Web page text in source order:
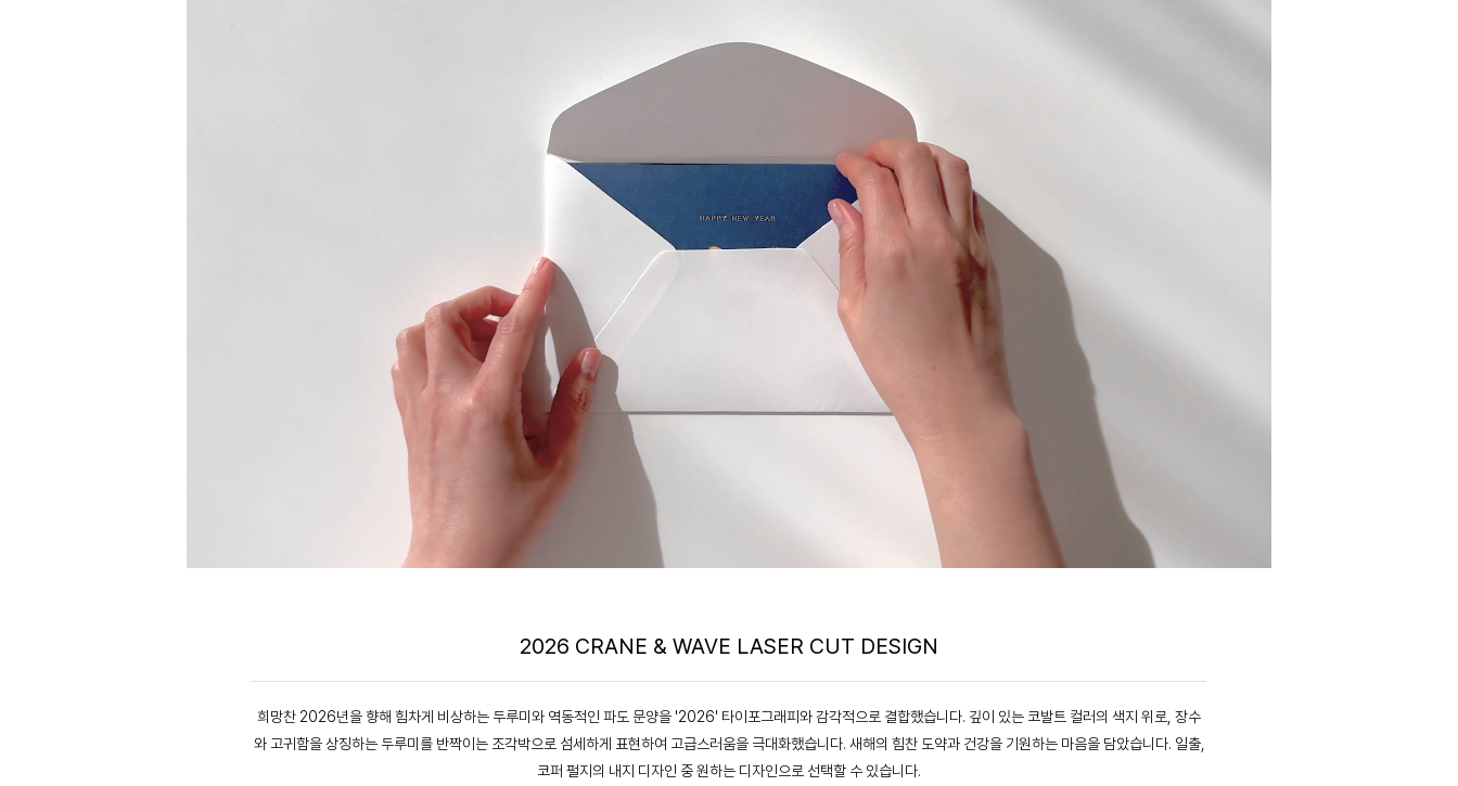
2026 CRANE & WAVE LASER CUT DESIGN
희망찬 2026년을 향해 힘차게 비상하는 두루미와 역동적인 파도 문양을 '2026' 타이포그래피와 감각적으로 결합했습니다. 깊이 있는 코발트 컬러의 색지 위로, 장수
와 고귀함을 상징하는 두루미를 반짝이는 조각박으로 섬세하게 표현하여 고급스러움을 극대화했습니다. 새해의 힘찬 도약과 건강을 기원하는 마음을 담았습니다. 일출,
코퍼 펄지의 내지 디자인 중 원하는 디자인으로 선택할 수 있습니다.